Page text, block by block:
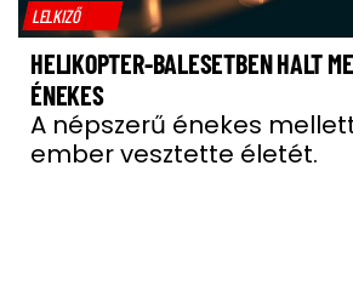
LELKIZŐ
HELIKOPTER-BALESETBEN HALT
ÉNEKES
A népszerű énekes
ember vesztette életét.